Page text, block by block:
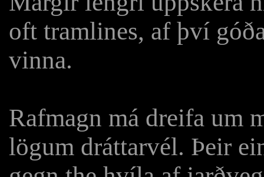
oft tramlines, af því
vinna.
Rafmagn má dreifa um
lögum dráttarvél. Þeir